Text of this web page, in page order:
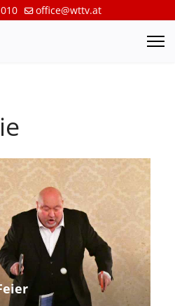
office@wttv.at